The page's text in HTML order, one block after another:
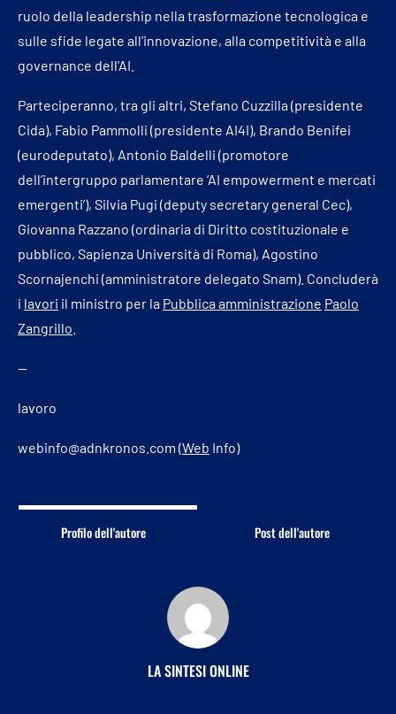
ruolo della leadership nella trasformazione tecnologica e
sulle sfide legate all’innovazione, alla competitività e alla
governance dell’AI.
Parteciperanno, tra gli altri, Stefano Cuzzilla (presidente
Cida), Fabio Pammolli (presidente AI4I), Brando Benifei
(eurodeputato), Antonio Baldelli (promotore
dell’intergruppo parlamentare ‘AI empowerment e mercati
emergenti’), Silvia Pugi (deputy secretary general Cec),
Giovanna Razzano (ordinaria di Diritto costituzionale e
pubblico, Sapienza Università di Roma), Agostino
Scornajenchi (amministratore delegato Snam). Concluderà
i lavori il ministro per la Pubblica amministrazione Paolo
Zangrillo
—
lavoro
webinfo@adnkronos.com (Web Info)
Profilo dell'autore Post dell'autore
LA SINTESI ONLINE